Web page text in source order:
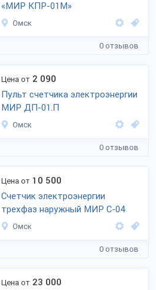
«МИР КПР-01М»
Омск
0 отзывов
Цена от 2 090
Пульт счетчика электроэнергии
МИР ДП-01.П
Омск
0 отзывов
Цена от 10 500
Счетчик электроэнергии
трехфаз наружный МИР С-04
Омск
0 отзывов
Цена от 23 000